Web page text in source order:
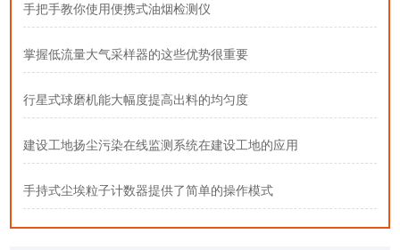
手把手教你使用便携式油烟检测仪
掌握低流量大气采样器的这些优势很重要
行星式球磨机能大幅度提高出料的均匀度
建设工地扬尘污染在线监测系统在建设工地的应用
手持式尘埃粒子计数器提供了简单的操作模式